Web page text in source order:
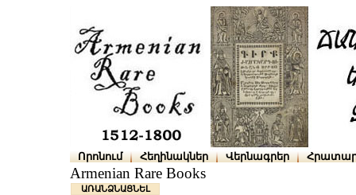
Որոնում Հեղինակներ Վերնագրեր
Armenian Rare Books
ԱՌԱՆՁՆԱՑՆԵԼ